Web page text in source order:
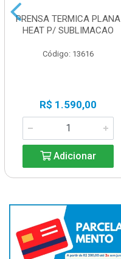
PRENSA TERMICA PLANA
HEAT P/ SUBLIMACAO
Código: 13616
R$ 1.590,00
Adicionar